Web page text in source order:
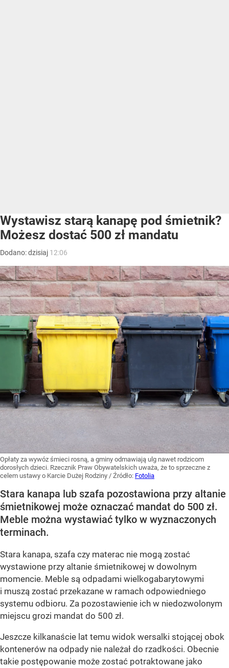
Wystawisz starą kanapę pod śmietnik?
Możesz dostać 500 zł mandatu
Dodano:dzisiaj 12:06
Opłaty za wywóz śmieci rosną, a gminy odmawiają ulg nawet rodzicom
dorosłych dzieci. Rzecznik Praw Obywatelskich uważa, że to sprzeczne z
celem ustawy o Karcie Dużej Rodziny / Źródło: Fotolia
Stara kanapa lub szafa pozostawiona przy altanie
śmietnikowej może oznaczać mandat do 500 zł.
Meble można wystawiać tylko w wyznaczonych
terminach.
Stara kanapa, szafa czy materac nie mogą zostać
wystawione przy altanie śmietnikowej w dowolnym
momencie. Meble są odpadami wielkogabarytowymi
i muszą zostać przekazane w ramach odpowiedniego
systemu odbioru. Za pozostawienie ich w niedozwolonym
miejscu grozi mandat do 500 zł.
Jeszcze kilkanaście lat temu widok wersalki stojącej obok
kontenerów na odpady nie należał do rzadkości. Obecnie
takie postępowanie może zostać potraktowane jako